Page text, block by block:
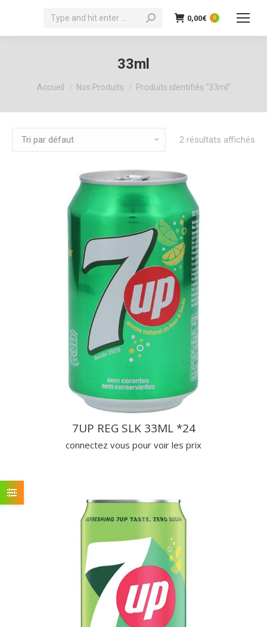
Recherche
0,00€ 0
33ml
Vous êtes ici :
Accueil Nos Produits Produits identifiés “33ml”
2 résultats affichés
7UP REG SLK 33ML *24
connectez vous pour voir les prix